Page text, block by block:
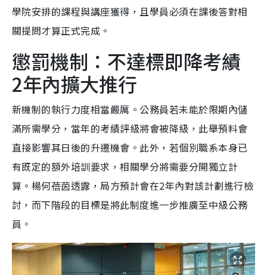
學院安排的課程與講座獲得，且學員必須在課後答對相
關提問才算正式完成。
懲罰機制：不達標即降考績
2年內擴大推行
新機制的執行力度相當嚴厲。公務員若未能於限期內儲
滿所需學分，當年的考績評級將會被降級，此舉預料會
直接影響其日後的升遷機會。此外，若個別職系本身已
有既定的額外培訓要求，相關學分將需要分開獨立計
算。楊何蓓茵透露，局方預計會在2年內對該計劃進行檢
討，而下階段的目標是將此制度進一步推廣至中級公務
員。